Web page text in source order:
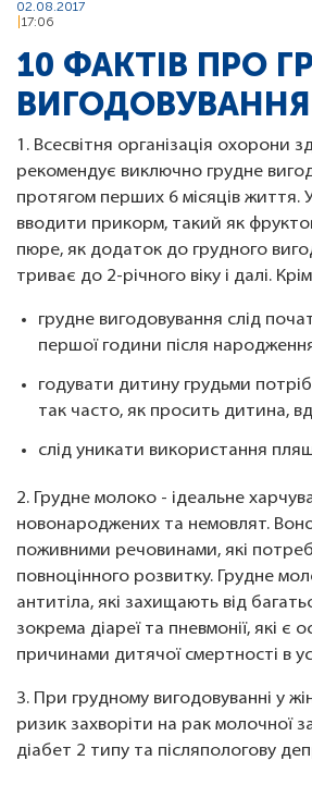
02.08.2017
17:06
10 ФАКТІВ ПРО
ВИГОДОВУВАННЯ
1. Всесвітня організація охорони
рекомендує виключно грудне
протягом перших 6 місяців життя. У
вводити прикорм, такий як
пюре, як додаток до грудного
триває до 2-річного віку і далі.
грудне вигодовування слід
першої години після
годувати дитину грудьми
так часто, як просить дитина,
​слід уникати використання
2. Грудне молоко - ідеальне
новонароджених та немовлят.
поживними речовинами, які
повноцінного розвитку. Грудне
антитіла, які захищають від
зокрема діареї та пневмонії, які є
причинами дитячої смертності в
3. При грудному вигодовуванні у
ризик захворіти на рак молочної
діабет 2 типу та післяпологову